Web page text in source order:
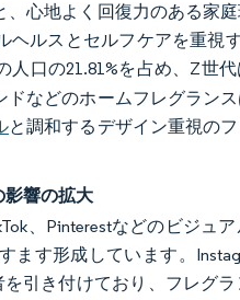
心地よく回復力のある家
ルスとセルフケアを重視
口の21.81%を占め、Z世代
などのホームフレグラン
と調和するデザイン重視の
影響の拡大
、Pinterestなどのビジュ
す形成しています。
引き付けており、フレグ